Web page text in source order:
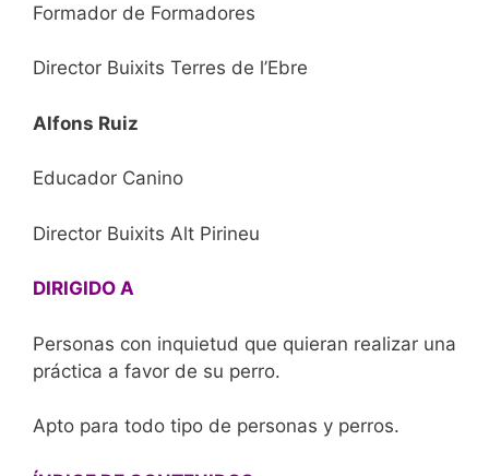
Formador de Formadores
Director Buixits Terres de l’Ebre
Alfons Ruiz
Educador Canino
Director Buixits Alt Pirineu
DIRIGIDO A
Personas con inquietud que quieran realizar una
práctica a favor de su perro.
Apto para todo tipo de personas y perros.